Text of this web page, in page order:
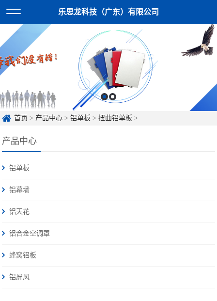
乐思龙科技（广东）有限公司
首页 > 产品中心 >铝单板 >扭曲铝单板 >
产品中心
铝单板
铝幕墙
铝天花
铝合金空调罩
蜂窝铝板
铝屏风